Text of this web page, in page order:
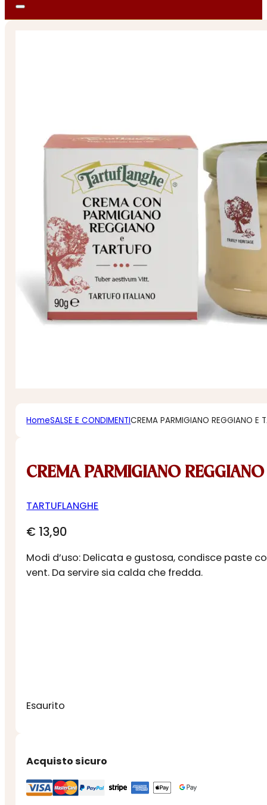
HomeSALSE E CONDIMENTICREMA PARMIGIANO REGGIANO E
CREMA PARMIGIANO
TARTUFLANGHE
€ 13,90
Modi d’uso: Delicata e gustosa, condisce paste
vent. Da servire sia calda che fredda.
Esaurito
Acquisto sicuro